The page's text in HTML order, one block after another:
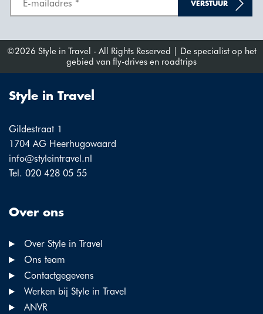
VERSTUUR
©2026 Style in Travel - All Rights Reserved | De specialist op het
gebied van fly-drives en roadtrips
Style in Travel
Gildestraat 1
1704 AG Heerhugowaard
info@styleintravel.nl
Tel. 020 428 05 55
Over ons
Over Style in Travel
Ons team
Contactgegevens
Werken bij Style in Travel
ANVR